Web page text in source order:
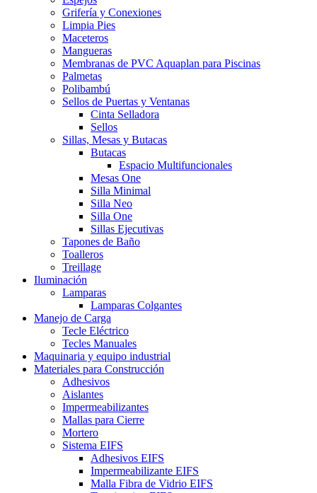
Grifería y Conexiones
Limpia Pies
Maceteros
Mangueras
Membranas de PVC Aquaplan para Piscinas
Palmetas
Polibambú
Sellos de Puertas y Ventanas
Cinta Selladora
Sellos
Sillas, Mesas y Butacas
Butacas
Espacio Multifuncionales
Mesas One
Silla Minimal
Silla Neo
Silla One
Sillas Ejecutivas
Tapones de Baño
Toalleros
Treillage
Iluminación
Lamparas
Lamparas Colgantes
Manejo de Carga
Tecle Eléctrico
Tecles Manuales
Maquinaria y equipo industrial
Materiales para Construcción
Adhesivos
Aislantes
Impermeabilizantes
Mallas para Cierre
Mortero
Sistema EIFS
Adhesivos EIFS
Impermeabilizante EIFS
Malla Fibra de Vidrio EIFS